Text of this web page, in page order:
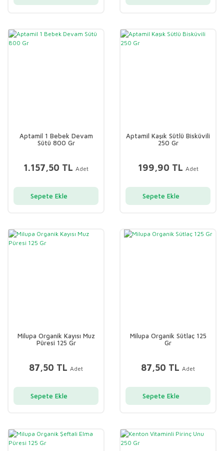
Aptamil 1 Bebek Devam
Sütü 800 Gr
1.157,50 TL Adet
Sepete Ekle
Aptamil Kaşık Sütlü Bisküvili
250 Gr
199,90 TL Adet
Sepete Ekle
Milupa Organik Kayısı Muz
Püresi 125 Gr
87,50 TL Adet
Sepete Ekle
Milupa Organik Sütlaç 125
Gr
87,50 TL Adet
Sepete Ekle